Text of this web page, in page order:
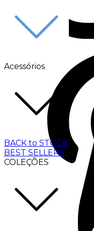
Acessórios
BACK to STOCK
BEST SELLERS
COLEÇÕES